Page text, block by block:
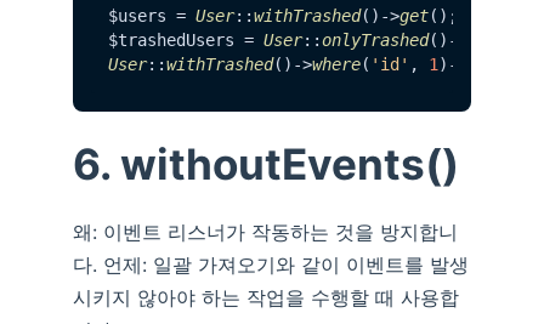
$users = User::withTrashed()->get();
$trashedUsers = User::onlyTrashed()->
User::withTrashed()->where( 'id' , 1 )->
6. withoutEvents()
왜: 이벤트 리스너가 작동하는 것을 방지합니
다. 언제: 일괄 가져오기와 같이 이벤트를 발생
시키지 않아야 하는 작업을 수행할 때 사용합